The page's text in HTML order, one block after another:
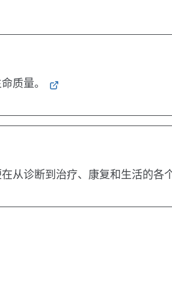
质量。
从诊断到治疗、康复和生活的各